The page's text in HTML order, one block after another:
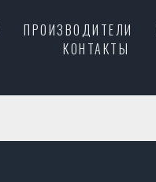
ПРОИЗВОДИТЕЛИ
КОНТАКТЫ